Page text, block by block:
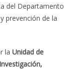
del Departamento
prevención de la
la Unidad de